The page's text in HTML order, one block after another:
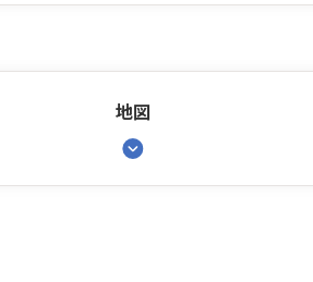
地図